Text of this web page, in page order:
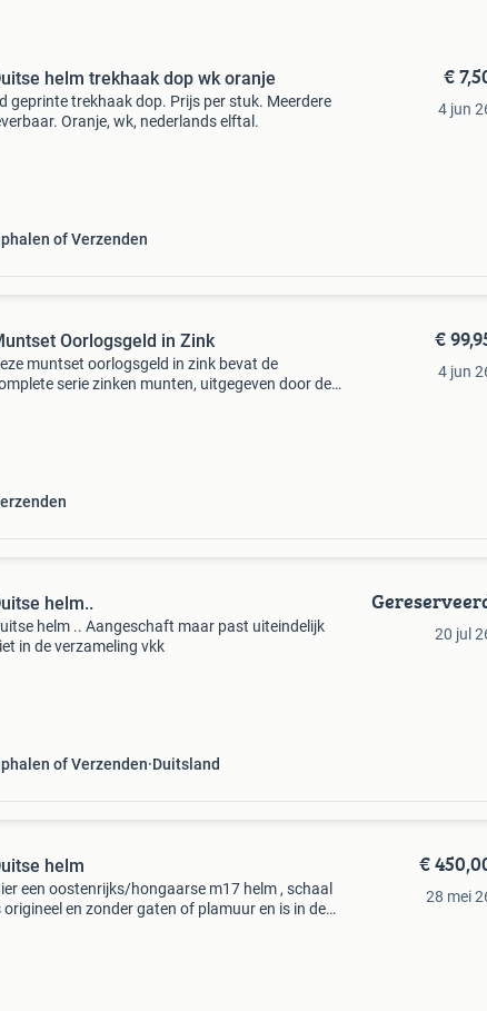
helm trekhaak dop wk oranje
geprinte trekhaak dop. Prijs per stuk. Meerdere
Oranje, wk, nederlands elftal.
of Verzenden
€
4 jun
Oorlogsgeld in Zink
muntset oorlogsgeld in zink bevat de
serie zinken munten, uitgegeven door de
€
4 jun
helm..
helm .. Aangeschaft maar past uiteindelijk
in de verzameling vkk
of Verzenden Duitsland
20 jul
helm
een oostenrijks/hongaarse m17 helm , schaal
origineel en zonder gaten of plamuur en is in de
€
28 mei